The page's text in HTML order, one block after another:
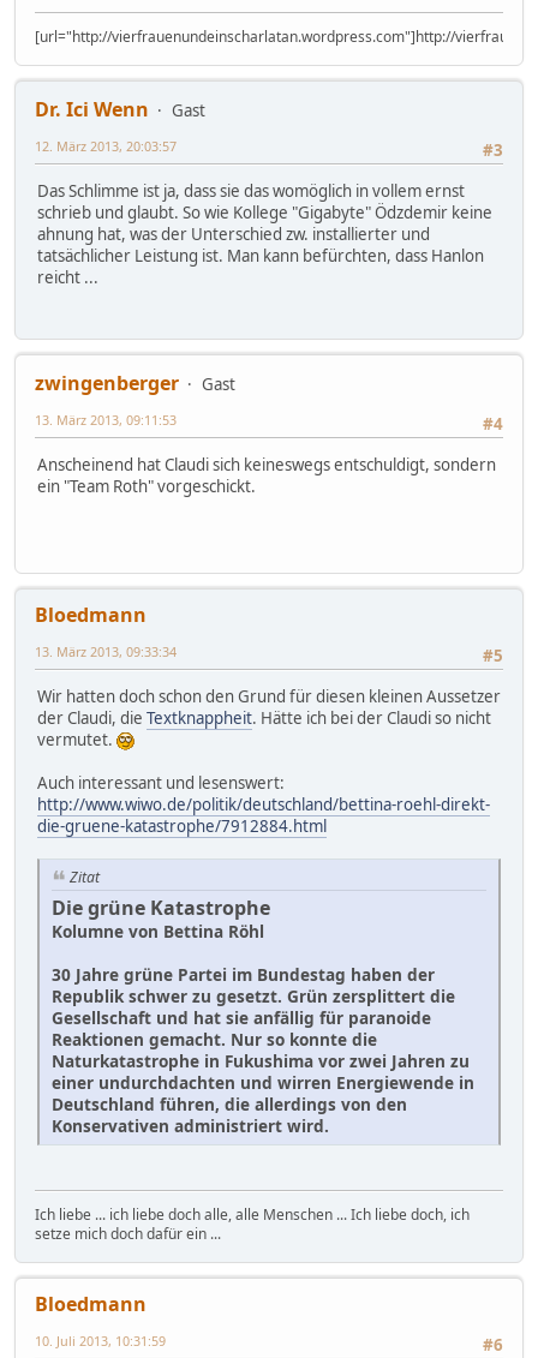
[url="http://vierfrauenundeinscharlatan.wordpress.com"]http://
Dr. Ici Wenn
Gast
#3
12. März 2013, 20:03:57
Das Schlimme ist ja, dass sie das womöglich in vollem ernst
schrieb und glaubt. So wie Kollege "Gigabyte" Ödzdemir keine
ahnung hat, was der Unterschied zw. installierter und
tatsächlicher Leistung ist. Man kann befürchten, dass Hanlon
reicht ...
zwingenberger
Gast
#4
13. März 2013, 09:11:53
Anscheinend hat Claudi sich keineswegs entschuldigt, sondern
ein "Team Roth" vorgeschickt.
Bloedmann
#5
13. März 2013, 09:33:34
Wir hatten doch schon den Grund für diesen kleinen Aussetzer
der Claudi, die Textknappheit. Hätte ich bei der Claudi so nicht
vermutet.
Auch interessant und lesenswert:
http://www.wiwo.de/politik/deutschland/bettina-roehl-direkt-
die-gruene-katastrophe/7912884.html
Zitat
Die grüne Katastrophe
Kolumne von Bettina Röhl
30 Jahre grüne Partei im Bundestag haben der
Republik schwer zu gesetzt. Grün zersplittert die
Gesellschaft und hat sie anfällig für paranoide
Reaktionen gemacht. Nur so konnte die
Naturkatastrophe in Fukushima vor zwei Jahren zu
einer undurchdachten und wirren Energiewende in
Deutschland führen, die allerdings von den
Konservativen administriert wird.
Ich liebe ... ich liebe doch alle, alle Menschen ... Ich liebe doch, ich
setze mich doch dafür ein ...
Bloedmann
#6
10. Juli 2013, 10:31:59